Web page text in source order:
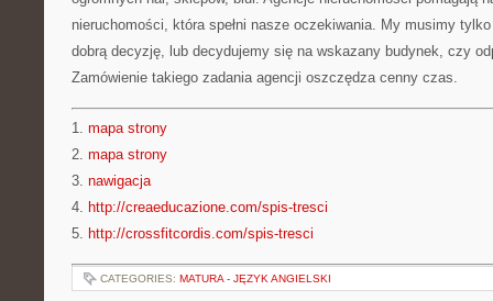
nieruchomości, która spełni nasze oczekiwania. My musimy
dobrą decyzję, lub decydujemy się na wskazany budynek, czy
Zamówienie takiego zadania agencji oszczędza cenny czas.
1. mapa strony
2. mapa strony
3. nawigacja
4. http://creaeducazione.com/spis-tresci
5. http://crossfitcordis.com/spis-tresci
CATEGORIES: MATURA - JĘZYK ANGIELSKI